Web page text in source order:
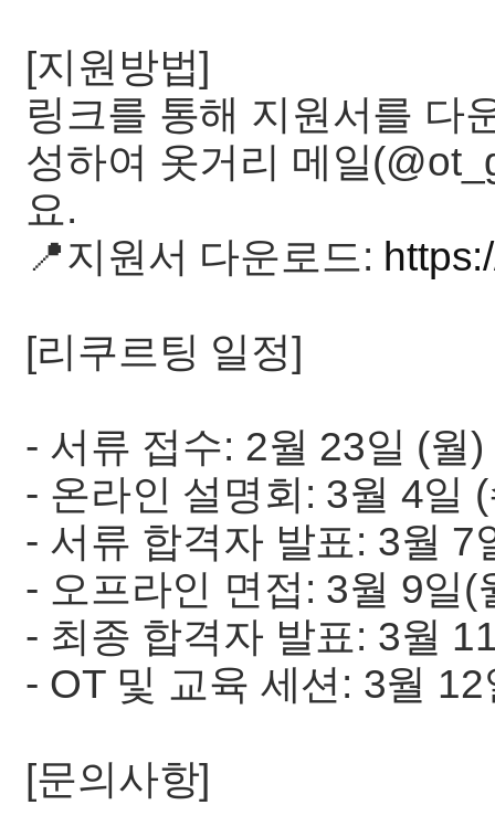
[지원방법]
링크를 통해 지원서를 다
성하여 옷거리 메일
요.
📍지원서 다운로드:
[리쿠르팅 일정]
- 서류 접수: 2월 23일 (월
- 온라인 설명회: 3월 4일
- 서류 합격자 발표: 3월 7
- 오프라인 면접: 3월 9일(
- 최종 합격자 발표: 3월
- OT 및 교육 세션: 3월 12
[문의사항]